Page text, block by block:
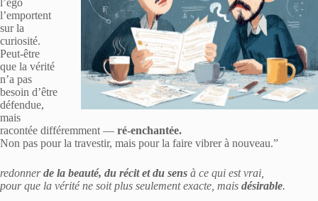
l’ego
l’emportent
sur la
curiosité.
Peut-être
que la vérité
n’a pas
besoin d’être
défendue,
mais
racontée différemment — ré-enchantée.
Non pas pour la travestir, mais pour la faire vibrer à nouveau.”
redonnerde la beauté, du récit et du sens à ce qui est vrai,
pour que la vérité ne soit plus seulement exacte, mais désirable.